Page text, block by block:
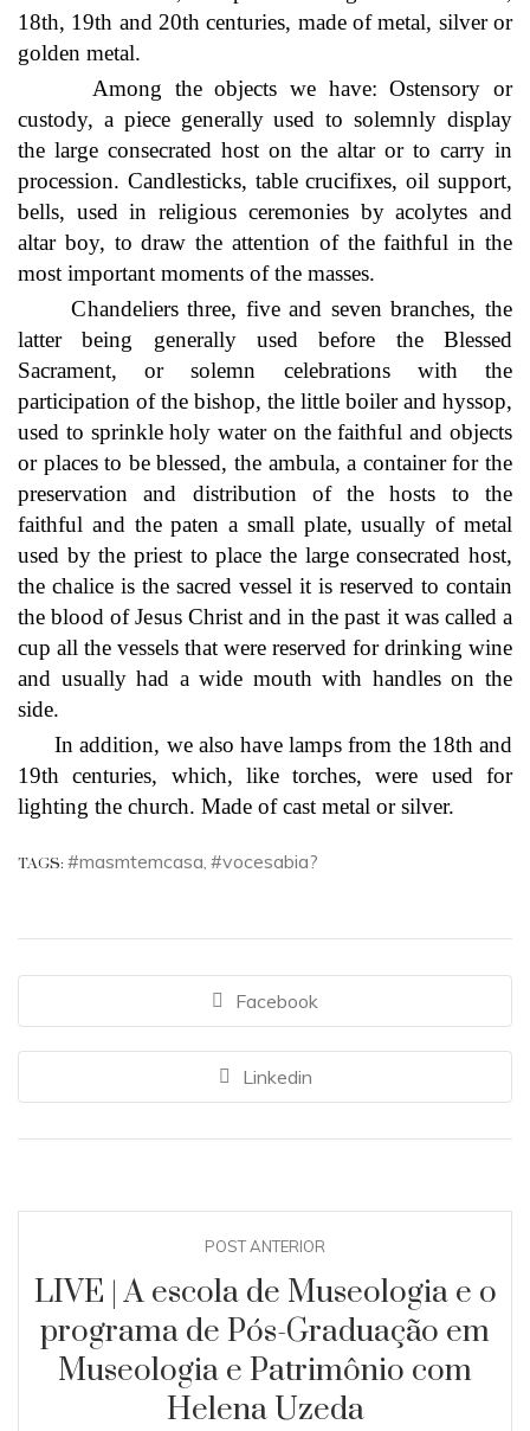
18th, 19th and 20th centuries, made of metal, silver or
golden metal.
Among the objects we have: Ostensory or
custody, a piece generally used to solemnly display
the large consecrated host on the altar or to carry in
procession. Candlesticks, table crucifixes, oil support,
bells, used in religious ceremonies by acolytes and
altar boy, to draw the attention of the faithful in the
most important moments of the masses.
Chandeliers three, five and seven branches, the
latter being generally used before the Blessed
Sacrament, or solemn celebrations with the
participation of the bishop, the little boiler and hyssop,
used to sprinkle holy water on the faithful and objects
or places to be blessed, the ambula, a container for the
preservation and distribution of the hosts to the
faithful and the paten a small plate, usually of metal
used by the priest to place the large consecrated host,
the chalice is the sacred vessel it is reserved to contain
the blood of Jesus Christ and in the past it was called a
cup all the vessels that were reserved for drinking wine
and usually had a wide mouth with handles on the
side.
In addition, we also have lamps from the 18th and
19th centuries, which, like torches, were used for
lighting the church. Made of cast metal or silver.
TAGS: #masmtemcasa, #vocesabia?
Facebook
Linkedin
POST ANTERIOR
LIVE | A escola de Museologia e o
programa de Pós-Graduação em
Museologia e Patrimônio com
Helena Uzeda